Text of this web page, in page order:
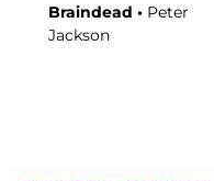
Braindead • Peter
Jackson